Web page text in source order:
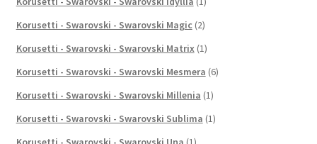
Korusetti - Swarovski - Swarovski Magic (2)
Korusetti - Swarovski - Swarovski Matrix (1)
Korusetti - Swarovski - Swarovski Mesmera (6)
Korusetti - Swarovski - Swarovski Millenia (1)
Korusetti - Swarovski - Swarovski Sublima (1)